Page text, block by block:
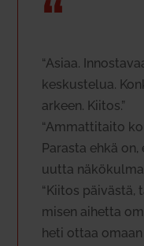
“
“Asiaa.
kes­kus­telua.
arkeen. Kiitos.”
“Ammat­ti­taito
Parasta ehkä
uutta
“Kiitos
misen aihetta
heti ottaa